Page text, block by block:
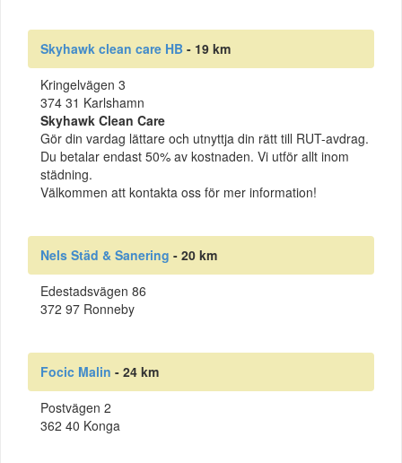
Skyhawk clean care HB - 19 km
Kringelvägen 3
374 31 Karlshamn
Skyhawk Clean Care
Gör din vardag lättare och utnyttja din rätt till RUT-avdrag.
Du betalar endast 50% av kostnaden. Vi utför allt inom
städning.
Välkommen att kontakta oss för mer information!
Nels Städ & Sanering - 20 km
Edestadsvägen 86
372 97 Ronneby
Focic Malin - 24 km
Postvägen 2
362 40 Konga